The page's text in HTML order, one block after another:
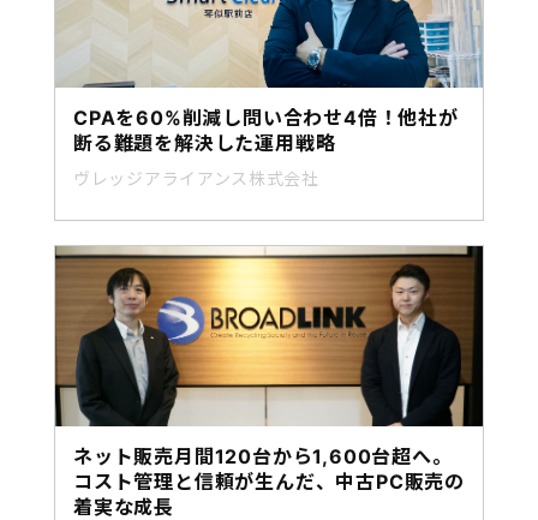
CPAを60%削減し問い合わせ4倍！他社が
断る難題を解決した運用戦略
ヴレッジアライアンス株式会社
ネット販売月間120台から1,600台超へ。
コスト管理と信頼が生んだ、中古PC販売の
着実な成長